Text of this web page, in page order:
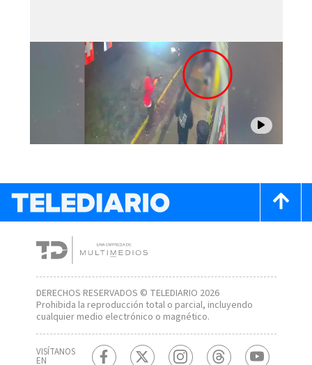
DERECHOS RESERVADOS © TELEDIARIO 2026
Prohibida la reproducción total o parcial, incluyendo
cualquier medio electrónico o magnético.
VISÍTANOS
EN